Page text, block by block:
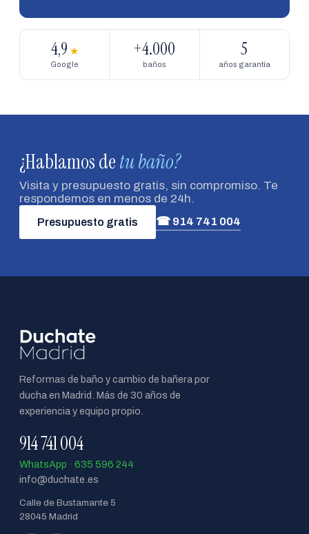
4,9 ★
Google
+4.000
baños
5
años garantía
¿Hablamos detu baño?
Visita y presupuesto gratis, sin compromiso. Te
respondemos en menos de 24h.
Presupuesto gratis ☎ 914 741 004
Reformas de baño y cambio de bañera por
ducha en Madrid. Más de 30 años de
experiencia y equipo propio.
914 741 004
WhatsApp · 635 596 244
info@duchate.es
Calle de Bustamante 5
28045 Madrid